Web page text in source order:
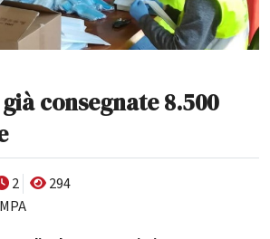
consegnate 8.500
2
294